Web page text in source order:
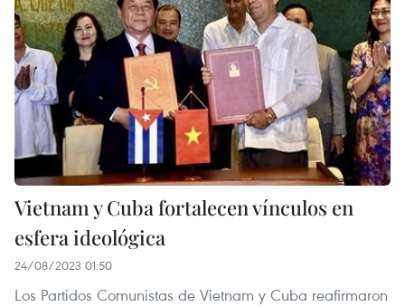
Vietnam y Cuba fortalecen vínculos en
esfera ideológica
24/08/2023 01:50
Los Partidos Comunistas de Vietnam y Cuba reafirmaron